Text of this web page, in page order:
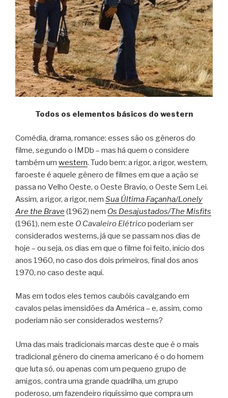
Todos os elementos básicos do western
Comédia, drama, romance: esses são os gêneros do
filme, segundo o IMDb – mas há quem o considere
também um western. Tudo bem: a rigor, a rigor, western,
faroeste é aquele gênero de filmes em que a ação se
passa no Velho Oeste, o Oeste Bravio, o Oeste Sem Lei.
Assim, a rigor, a rigor, nem Sua Última Façanha/Lonely
Are the Brave(1962) nem Os Desajustados/The Misfits
(1961), nem este O Cavaleiro Elétricopoderiam ser
considerados westerns, já que se passam nos dias de
hoje – ou seja, os dias em que o filme foi feito, início dos
anos 1960, no caso dos dois primeiros, final dos anos
1970, no caso deste aqui.
Mas em todos eles temos caubóis cavalgando em
cavalos pelas imensidões da América – e, assim, como
poderiam não ser considerados westerns?
Uma das mais tradicionais marcas deste que é o mais
tradicional gênero do cinema americano é o do homem
que luta só, ou apenas com um pequeno grupo de
amigos, contra uma grande quadrilha, um grupo
poderoso, um fazendeiro riquíssimo que compra um